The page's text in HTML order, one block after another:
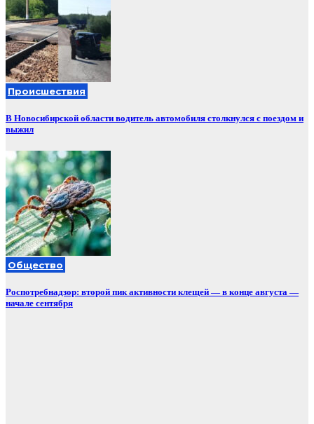
Происшествия
В Новосибирской области водитель автомобиля столкнулся с поездом и
выжил
Общество
Роспотребнадзор: второй пик активности клещей — в конце августа —
начале сентября